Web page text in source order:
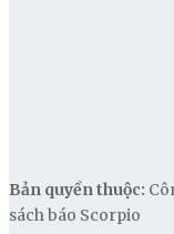
Bản quyền thuộc:
sách báo Scorpio